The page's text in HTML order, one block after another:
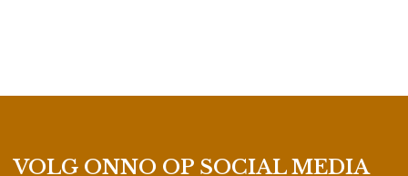
VOLG ONNO OP SOCIAL MEDIA